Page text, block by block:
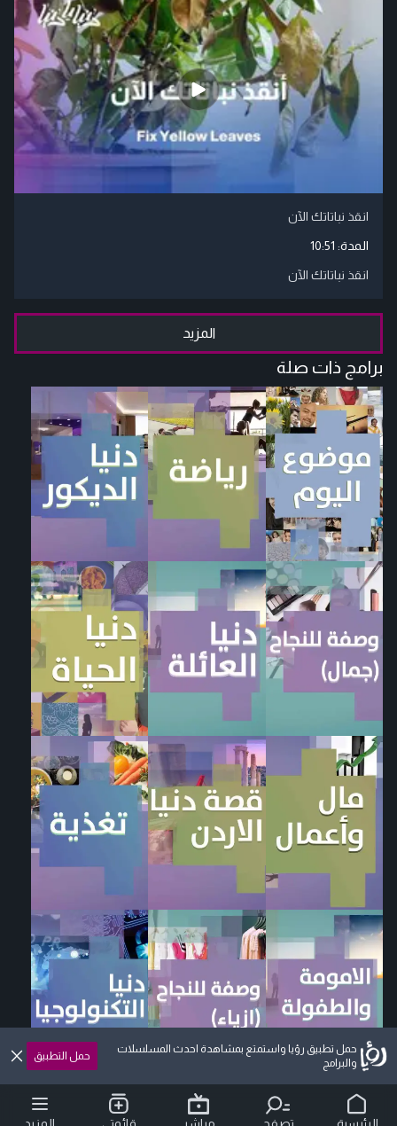
انقذ نباتاتك الآن
المدة: 10:51
انقذ نباتاتك الآن
المزيد
برامج ذات صلة
حمل تطبيق رؤيا واستمتع بمشاهدة احدث المسلسلات
والبرامج
حمل التطبيق